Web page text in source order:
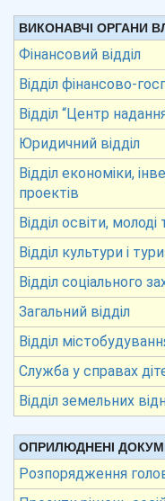
ВИКОНАВЧІ ОРГАНИ
Фінансовий відділ
Відділ фінансово-
Відділ “Центр
Юридичний відділ
Відділ економіки,
проектів
Відділ освіти, молоді
Відділ культури і
Відділ соціального
Загальний відділ
Відділ
Служба у справах
Відділ земельних
ОПРИЛЮДНЕНІ
Розпорядження